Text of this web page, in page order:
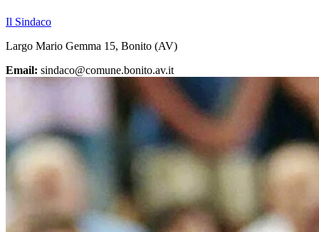
Il Sindaco
Largo Mario Gemma 15, Bonito (AV)
Email: sindaco@comune.bonito.av.it